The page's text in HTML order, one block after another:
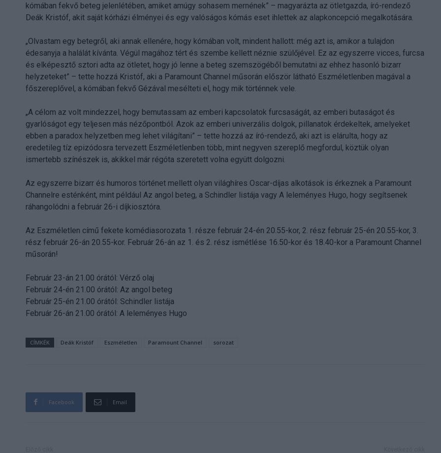
kómában fekvő beteg jelenlétében, amiket amúgy sohasem mernének” – magyarázta az ötletgazda, író-rendező
Deák Kristóf, akit saját kórházi élményei és egy valóságos kómás eset ihlettek az alapkoncepció megalkotására.
„Olvastam egy betegről, aki annak ellenére, hogy kómában volt, mindent hallott: még azt is, amikor a tulajdon
édesanyja a halálát kívánta. Végül magához tért és szembe kellett néznie szülőjével. Ez az egyszerre vicces, furcsa
és elképesztő sztori adta az ötletet, hogy jó lenne a beteg szemszögéből bemutatni az ehhez hasonló bizarr
helyzeteket” – tette hozzá Kristóf, aki a Paramount Channel műsorán először látható Eszméletlenben magával a
főszereplővel, a kómában fekvő Gézával mesélteti el, hogy mik történnek vele.
„A célom az volt mindezzel, hogy bemutassam az emberi kapcsolatok furcsaságát, az emberi butaságot és
gyarlóságot egy teljesen más nézőpontból. Azok az emberi univerzális dolgok, pillanatok érdekeltek, amelyeket
ebben a paradox helyzetben meg lehet világítani” – tette hozzá az író-rendező, aki azt is elárulta, hogy az
eredetileg tíz epizódosra tervezett Eszméletlenben több, mint negyven szereplő megfordul, köztük olyan
ismertebb színészek is, akikkel már régóta szeretett volna együtt dolgozni.
Az egyszerre bizarr és humoros történet mellett olyan világhíres Oscar-díjas alkotások is érkeznek a Paramount
Channelre esténként, mint például Az angol beteg, a Schindler listája vagy A leleményes Hugo, hogy segítsenek
ráhangolódni a február 26-i díjkiosztóra.
Az Eszméletlen című fekete komédiasorozata 1. része február 24-én 20.55-kor, 2. rész február 25-én 20.55-kor, 3.
rész február 26-án 20.55-kor. Február 26-án az 1. és 2. rész ismétlése 16.50-kor és 18.40-kor a Paramount Channel
műsorán!
Február 23-án 21.00 órától: Vérző olaj
Február 24-én 21.00 órától: Az angol beteg
Február 25-én 21.00 órától: Schindler listája
Február 26-án 21.00 órától: A leleményes Hugo
CÍMKÉK Deák Kristóf Eszméletlen Paramount Channel sorozat
Facebook Email